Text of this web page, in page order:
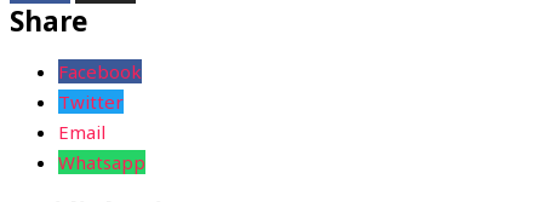
Share
Facebook
Twitter
Email
Whatsapp